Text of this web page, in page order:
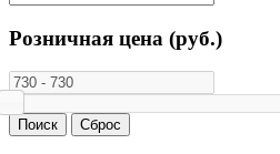
Розничная цена (руб.)